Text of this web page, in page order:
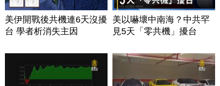
美伊開戰後共機連6天沒擾
台 學者析消失主因
美以嚇壞中南海？中共罕
見5天「零共機」擾台